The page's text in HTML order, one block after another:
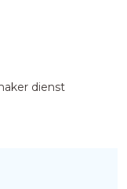
dienst